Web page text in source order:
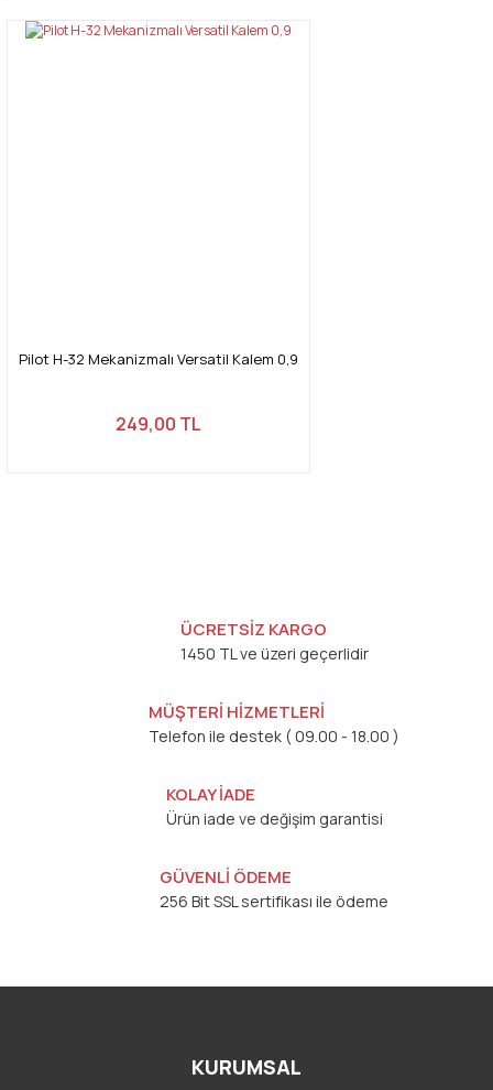
Pilot H-32 Mekanizmalı Versatil Kalem 0,9
249,00 TL
ÜCRETSİZ KARGO
1450 TL ve üzeri geçerlidir
MÜŞTERİ HİZMETLERİ
Telefon ile destek ( 09.00 - 18.00 )
KOLAY İADE
Ürün iade ve değişim garantisi
GÜVENLİ ÖDEME
256 Bit SSL sertifikası ile ödeme
KURUMSAL